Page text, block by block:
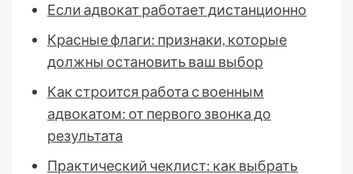
Если адвокат работает дистанционно
Красные флаги: признаки, которые
должны остановить ваш выбор
Как строится работа с военным
адвокатом: от первого звонка до
результата
Практический чеклист: как выбрать